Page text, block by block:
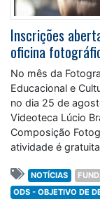
Inscrições
oficina
No mês da
Educacional e
no dia 25 de
Videoteca Lúcio
Composição
atividade é
NOTÍCIAS
ODS - OBJETIVO DE